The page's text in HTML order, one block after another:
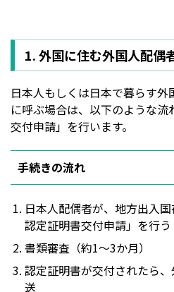
1. 外国に住む外国人配偶
日本人もしくは日本で暮らす
に呼ぶ場合は、以下のような
交付申請」を行います。
手続きの流れ
日本人配偶者が、地方出入
認定証明書交付申請」を行う
書類審査（約1〜3か月）
認定証明書が交付されたら
送